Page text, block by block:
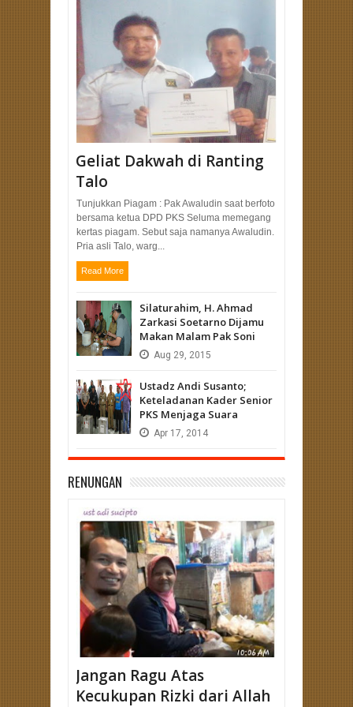
Geliat Dakwah di Ranting
Talo
Tunjukkan Piagam : Pak Awaludin saat berfoto
bersama ketua DPD PKS Seluma memegang
kertas piagam. Sebut saja namanya Awaludin.
Pria asli Talo, warg...
Read More
Silaturahim, H. Ahmad
Zarkasi Soetarno Dijamu
Makan Malam Pak Soni
Aug 29, 2015
Ustadz Andi Susanto;
Keteladanan Kader Senior
PKS Menjaga Suara
Apr 17, 2014
RENUNGAN
Jangan Ragu Atas
Kecukupan Rizki dari Allah